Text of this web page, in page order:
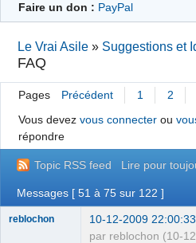
Règles
S’inscrire
Connexion
Faire un don : PayPal
Le Vrai Asile » Suggestions et
FAQ
Pages Précédent 1 2
Vous devez vous connecterou
répondre
Topic RSS feed Lire pour
Messages [ 51 à 75 sur 122 ]
reblochon 10-12-2009 22:00:33
par reblochon (10-